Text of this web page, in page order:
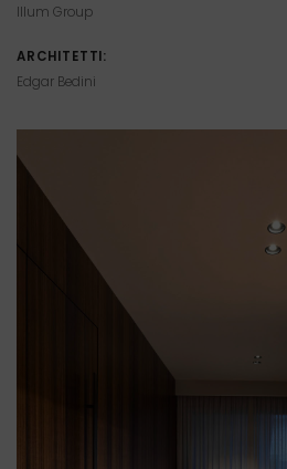
Illum Group
ARCHITETTI:
Edgar Bedini